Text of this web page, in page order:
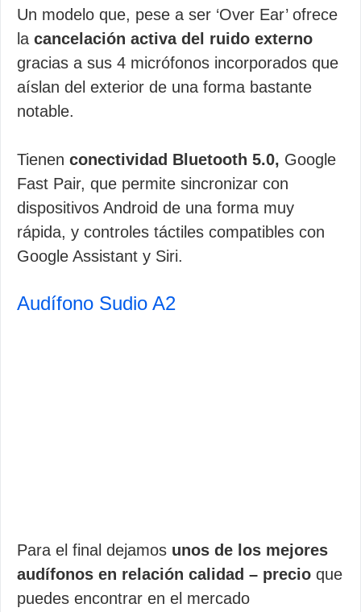
Un modelo que, pese a ser ‘Over Ear’ ofrece
la cancelación activa del ruido externo
gracias a sus 4 micrófonos incorporados que
aíslan del exterior de una forma bastante
notable.
Tienen conectividad Bluetooth 5.0, Google
Fast Pair, que permite sincronizar con
dispositivos Android de una forma muy
rápida, y controles táctiles compatibles con
Google Assistant y Siri.
Audífono Sudio A2
Para el final dejamos unos de los mejores
audífonos en relación calidad – precio que
puedes encontrar en el mercado